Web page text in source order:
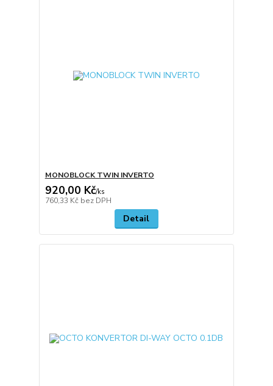
MONOBLOCK TWIN INVERTO
920,00 Kč/ks
760,33 Kč bez DPH
Detail